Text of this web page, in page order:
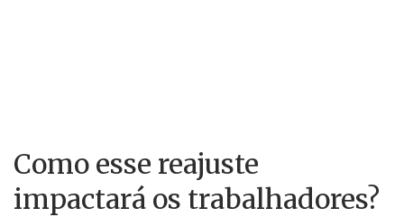
Como esse reajuste
impactará os trabalhadores?